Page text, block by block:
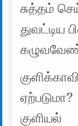
சுத்தம்
துவட்டிய
ஏற்படுமா?
குளியல்